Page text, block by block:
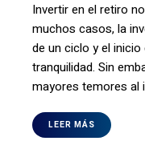
Invertir en el retiro
muchos casos, la
de un ciclo y el
tranquilidad. Sin
mayores temores al
LEER MÁS